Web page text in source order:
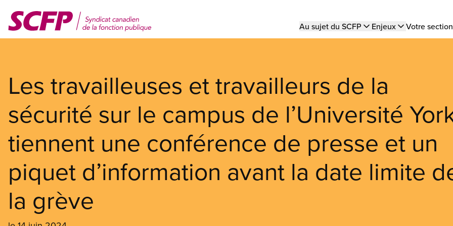
contenu
Main
Au sujet du SCFP Enjeux Votre
Les travailleuses et travailleurs de la
sécurité sur le campus de l’Université
tiennent une conférence de presse et un
piquet d’information avant la date limite
la grève